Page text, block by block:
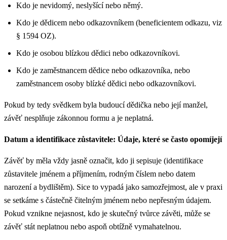
Kdo je nevidomý, neslyšící nebo němý.
Kdo je dědicem nebo odkazovníkem (beneficientem odkazu, viz
§ 1594 OZ).
Kdo je osobou blízkou dědici nebo odkazovníkovi.
Kdo je zaměstnancem dědice nebo odkazovníka, nebo
zaměstnancem osoby blízké dědici nebo odkazovníkovi.
Pokud by tedy svědkem byla budoucí dědička nebo její manžel,
závěť nesplňuje zákonnou formu a je neplatná.
Datum a identifikace zůstavitele: Údaje, které se často opomíjejí
Závěť by měla vždy jasně označit, kdo ji sepisuje (identifikace
zůstavitele jménem a příjmením, rodným číslem nebo datem
narození a bydlištěm). Sice to vypadá jako samozřejmost, ale v praxi
se setkáme s částečně čitelným jménem nebo nepřesným údajem.
Pokud vznikne nejasnost, kdo je skutečný tvůrce závěti, může se
závěť stát neplatnou nebo aspoň obtížně vymahatelnou.